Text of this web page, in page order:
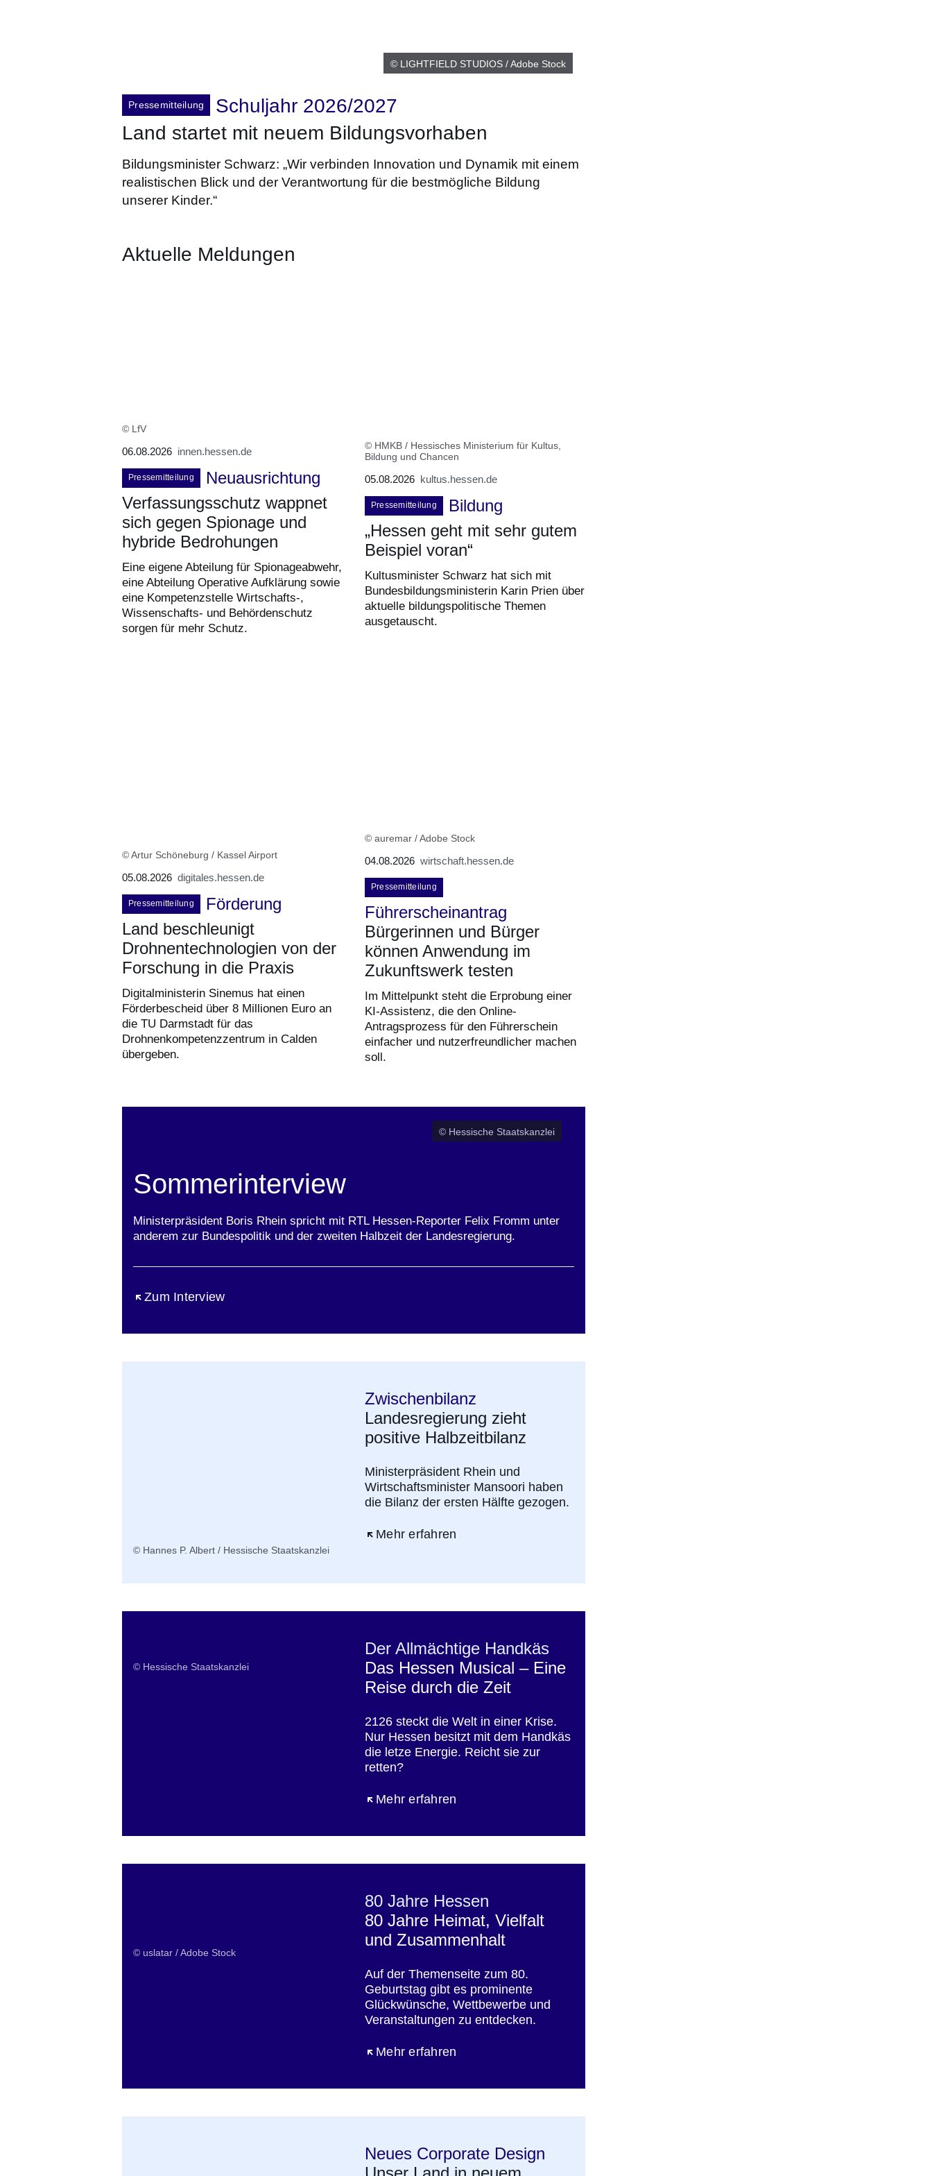
© LIGHTFIELD STUDIOS / Adobe Stock
Pressemitteilung
Schuljahr 2026/2027
Land startet mit neuem Bildungsvorhaben
Bildungsminister Schwarz: „Wir verbinden Innovation und Dynamik mit einem
realistischen Blick und der Verantwortung für die bestmögliche Bildung
unserer Kinder.“
Aktuelle Meldungen
© LfV
06.08.2026 innen.hessen.de
Pressemitteilung
Neuausrichtung
Verfassungsschutz wappnet
sich gegen Spionage und
hybride Bedrohungen
Eine eigene Abteilung für Spionageabwehr,
eine Abteilung Operative Aufklärung sowie
eine Kompetenzstelle Wirtschafts-,
Wissenschafts- und Behördenschutz
sorgen für mehr Schutz.
© HMKB / Hessisches Ministerium für Kultus,
Bildung und Chancen
05.08.2026 kultus.hessen.de
Pressemitteilung
Bildung
„Hessen geht mit sehr gutem
Beispiel voran“
Kultusminister Schwarz hat sich mit
Bundesbildungsministerin Karin Prien über
aktuelle bildungspolitische Themen
ausgetauscht.
© Artur Schöneburg / Kassel Airport
05.08.2026 digitales.hessen.de
Pressemitteilung
Förderung
Land beschleunigt
Drohnentechnologien von der
Forschung in die Praxis
Digitalministerin Sinemus hat einen
Förderbescheid über 8 Millionen Euro an
die TU Darmstadt für das
Drohnenkompetenzzentrum in Calden
übergeben.
© auremar / Adobe Stock
04.08.2026 wirtschaft.hessen.de
Pressemitteilung
Führerscheinantrag
Bürgerinnen und Bürger
können Anwendung im
Zukunftswerk testen
Im Mittelpunkt steht die Erprobung einer
KI-Assistenz, die den Online-
Antragsprozess für den Führerschein
einfacher und nutzerfreundlicher machen
soll.
© Hessische Staatskanzlei
Sommerinterview
Ministerpräsident Boris Rhein spricht mit RTL Hessen-Reporter Felix Fromm unter
anderem zur Bundespolitik und der zweiten Halbzeit der Landesregierung.
Zum Interview
Öffnet sich in einem neuen Fenster
© Hannes P. Albert / Hessische Staatskanzlei
Zwischenbilanz
Landesregierung zieht
positive Halbzeitbilanz
Ministerpräsident Rhein und
Wirtschaftsminister Mansoori haben
die Bilanz der ersten Hälfte gezogen.
Mehr erfahren
Öffnet sich in einem neuen Fenster
© Hessische Staatskanzlei
Der Allmächtige Handkäs
Das Hessen Musical – Eine
Reise durch die Zeit
2126 steckt die Welt in einer Krise.
Nur Hessen besitzt mit dem Handkäs
die letze Energie. Reicht sie zur
retten?
Mehr erfahren
Öffnet sich in einem neuen Fenster
© uslatar / Adobe Stock
80 Jahre Hessen
80 Jahre Heimat, Vielfalt
und Zusammenhalt
Auf der Themenseite zum 80.
Geburtstag gibt es prominente
Glückwünsche, Wettbewerbe und
Veranstaltungen zu entdecken.
Mehr erfahren
Öffnet sich in einem neuen Fenster
Neues Corporate Design